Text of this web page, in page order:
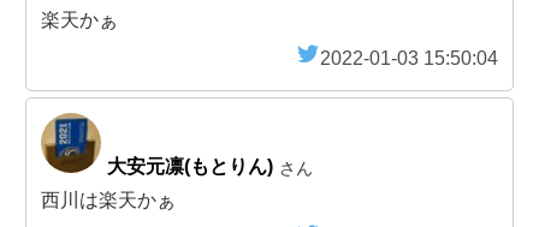
楽天かぁ
2022-01-03 15:50:04
大安元凛(もとりん) さん
西川は楽天かぁ